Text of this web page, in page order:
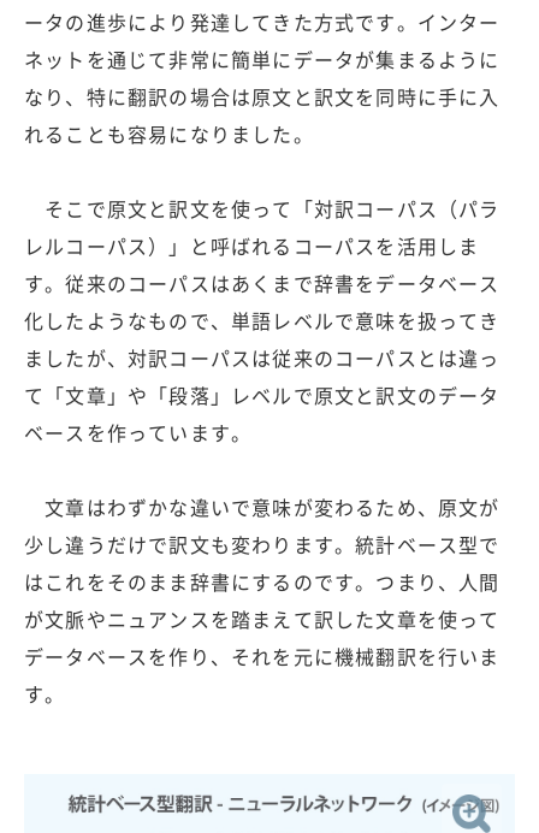
ータの進歩により発達してきた方式です。インター
ネットを通じて非常に簡単にデータが集まるように
なり、特に翻訳の場合は原文と訳文を同時に手に入
れることも容易になりました。
そこで原文と訳文を使って「対訳コーパス（パラ
レルコーパス）」と呼ばれるコーパスを活用しま
す。従来のコーパスはあくまで辞書をデータベース
化したようなもので、単語レベルで意味を扱ってき
ましたが、対訳コーパスは従来のコーパスとは違っ
て「文章」や「段落」レベルで原文と訳文のデータ
ベースを作っています。
文章はわずかな違いで意味が変わるため、原文が
少し違うだけで訳文も変わります。統計ベース型で
はこれをそのまま辞書にするのです。つまり、人間
が文脈やニュアンスを踏まえて訳した文章を使って
データベースを作り、それを元に機械翻訳を行いま
す。